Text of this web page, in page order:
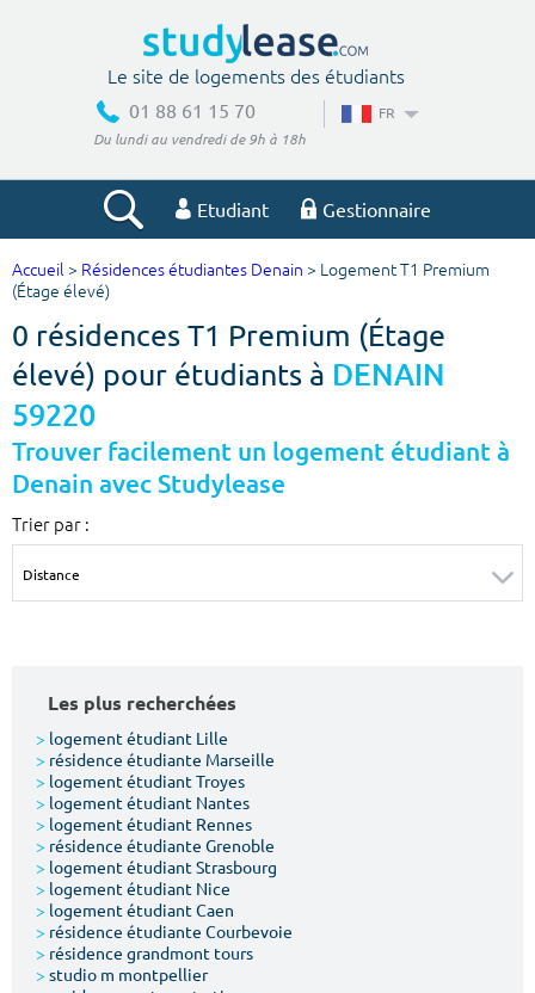
Le site de logements des étudiants
01 88 61 15 70
Du lundi au vendredi de 9h à 18h
FR
Etudiant Gestionnaire
Votre recherche
Ville, école
Budget min
€
Budget max
m² m²
Votre date d'entrée
Chercher
Accueil > Résidences étudiantes Denain > Logement T1 Premium
(Étage élevé)
0 résidences T1 Premium (Étage
élevé) pour étudiants à DENAIN
59220
Trouver facilement un logement étudiant à
Denain avec Studylease
Trier par :
Les plus recherchées
> logement étudiant Lille
> résidence étudiante Marseille
> logement étudiant Troyes
> logement étudiant Nantes
> logement étudiant Rennes
> résidence étudiante Grenoble
> logement étudiant Strasbourg
> logement étudiant Nice
> logement étudiant Caen
> résidence étudiante Courbevoie
> résidence grandmont tours
> studio m montpellier